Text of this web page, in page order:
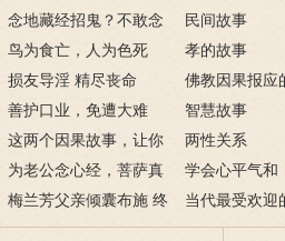
念地藏经招鬼？不敢念
地藏经的请进来
民间故事
鸟为食亡，人为色死
孝的故事
损友导淫 精尽丧命
佛教因果报应
例
善护口业，免遭大难
智慧故事
这两个因果故事，让你
了解什么是业障
两性关系
为老公念心经，菩萨真
的加持为其开智慧了
学会心平气和
梅兰芳父亲倾囊布施 终
获善报
当代最受欢迎
师及其代表作